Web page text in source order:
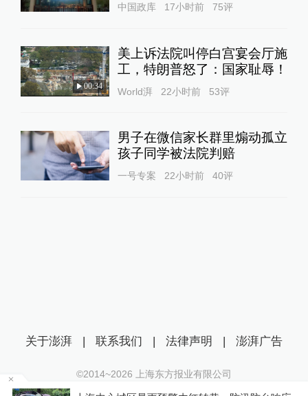
中国政库 17小时前 75评
00:34
美上诉法院叫停白宫宴会厅施
工，特朗普怒了：国家耻辱！
World湃 22小时前 53评
男子在微信家长群里煽动孤立
孩子同学被法院判赔
一号专案 22小时前 40评
关于澎湃 | 联系我们 | 法律声明 | 澎湃广告
©2014~2026 上海东方报业有限公司
沪ICP证：沪B2-20170116 | 沪ICP备14003370号